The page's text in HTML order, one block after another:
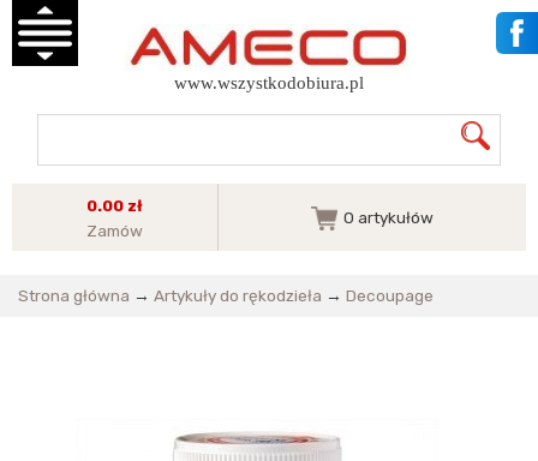
www.wszystkodobiura.pl
0.00 zł
Zamów
0 artykułów
Strona główna → Artykuły do rękodzieła → Decoupage